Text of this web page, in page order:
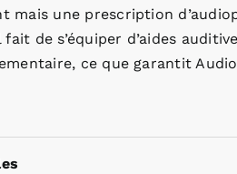
mais une prescription
de s’équiper d’aides
ce que garantit